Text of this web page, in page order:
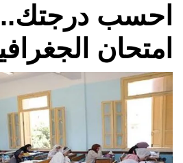
احسب
امتحان